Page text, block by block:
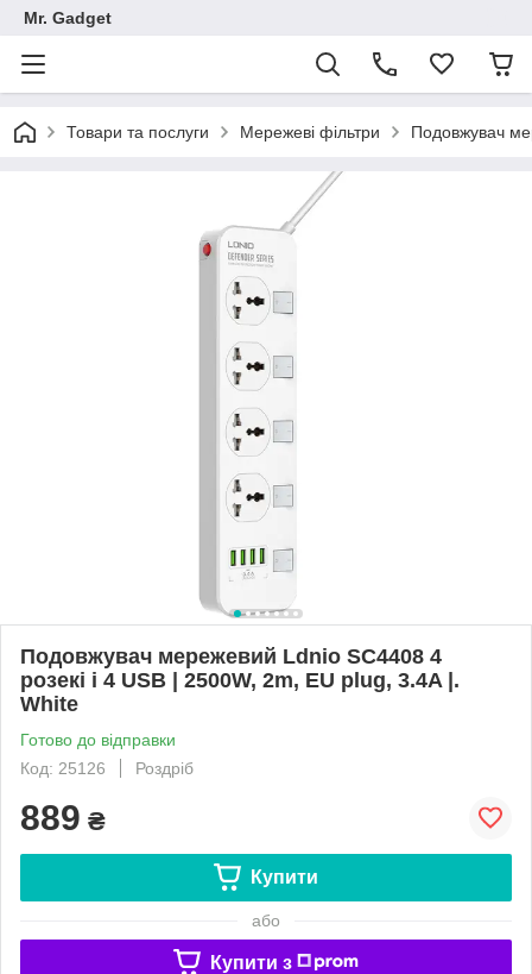
Mr. Gadget
Товари та послуги Мережеві фільтри Подовжувач
Подовжувач мережевий Ldnio SC4408 4
розекі і 4 USB | 2500W, 2m, EU plug, 3.4A |.
White
Готово до відправки
Код: 25126
Роздріб
889 ₴
Купити
або
Купити з